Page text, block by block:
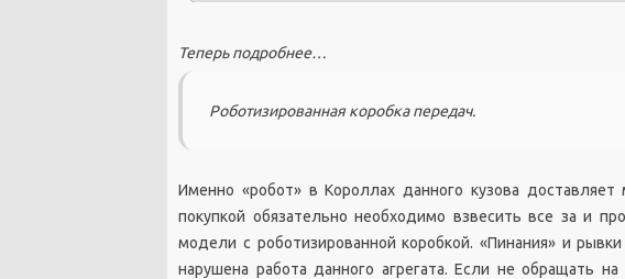
Теперь подробнее…
Роботизированная коробка передач.
Именно «робот» в Короллах данного кузова
покупкой обязательно необходимо взвесить все за и
модели с роботизированной коробкой. «Пинания» и
нарушена работа данного агрегата. Если не обращать